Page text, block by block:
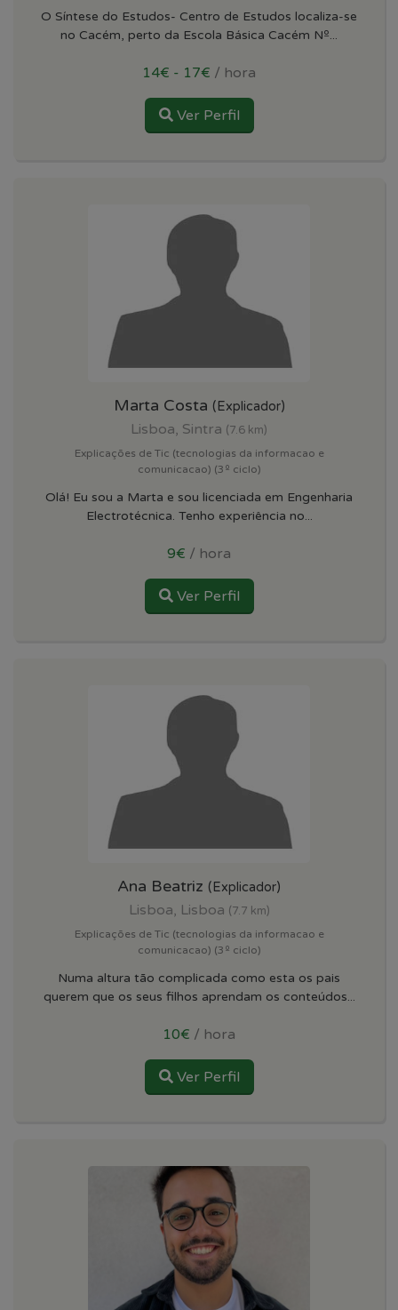
O Síntese do Estudos- Centro de Estudos localiza-se
no Cacém, perto da Escola Básica Cacém Nº...
14€ - 17€ / hora
Ver Perfil
Marta Costa (Explicador)
Lisboa, Sintra (7.6 km)
Explicações de Tic (tecnologias da informacao e
comunicacao) (3º ciclo)
Olá! Eu sou a Marta e sou licenciada em Engenharia
Electrotécnica. Tenho experiência no...
9€ / hora
Ver Perfil
Ana Beatriz (Explicador)
Lisboa, Lisboa (7.7 km)
Explicações de Tic (tecnologias da informacao e
comunicacao) (3º ciclo)
Numa altura tão complicada como esta os pais
querem que os seus filhos aprendam os conteúdos...
10€ / hora
Ver Perfil